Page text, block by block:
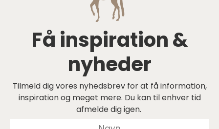
Få inspiration &
nyheder
Tilmeld dig vores nyhedsbrev for at få information,
inspiration og meget mere. Du kan til enhver tid
afmelde dig igen.